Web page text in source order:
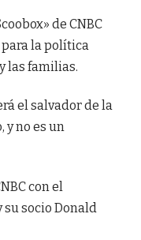
de CNBC
para la política
las familias.
el salvador de la
y no es un